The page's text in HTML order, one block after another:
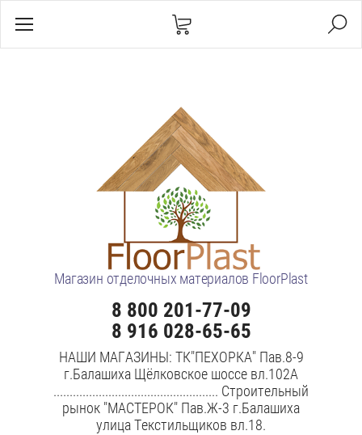
Магазин отделочных материалов FloorPlast
8 800 201-77-09
8 916 028-65-65
НАШИ МАГАЗИНЫ: ТК"ПЕХОРКА" Пав.8-9
г.Балашиха Щёлковское шоссе вл.102А
................................................... Строительный
рынок "МАСТЕРОК" Пав.Ж-3 г.Балашиха
улица Текстильщиков вл.18.